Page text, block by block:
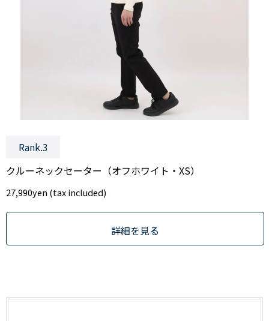
Rank.3
クルーネックセーター（オフホワイト・XS）
27,990yen (tax included)
詳細を見る